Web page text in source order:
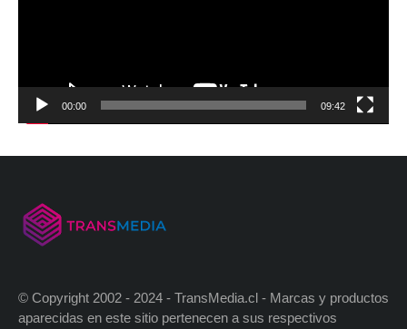
00:00 09:42
© Copyright 2002 - 2024 - TransMedia.cl - Marcas y productos
aparecidas en este sitio pertenecen a sus respectivos